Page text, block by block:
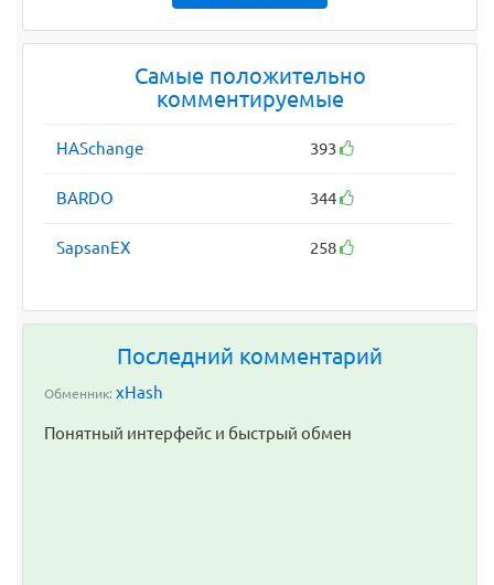
Самые положительно
комментируемые
HASchange 393
BARDO 344
SapsanEX 258
Последний комментарий
Обменник: xHash
Понятный интерфейс и быстрый обмен